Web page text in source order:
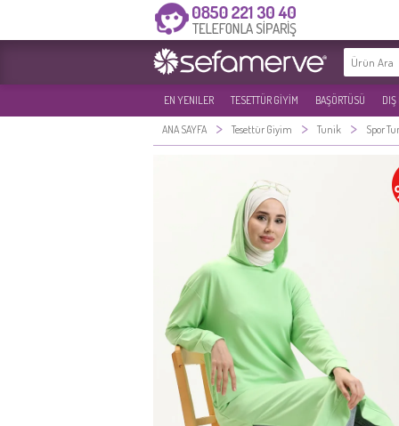
EN YENILER TESETTÜR GİYİM BAŞÖRTÜSÜ DIŞ
ANA SAYFA > Tesettür Giyim > Tunik > Spor